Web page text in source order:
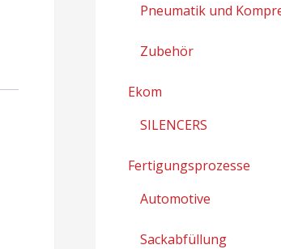
Pneumatik und
Zubehör
Ekom
SILENCERS
Fertigungsprozesse
Automotive
Sackabfüllung